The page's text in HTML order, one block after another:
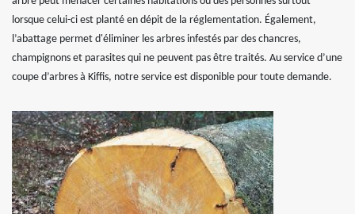
lorsque celui-ci est planté en dépit de la réglementation. Également,
l’abattage permet d'éliminer les arbres infestés par des chancres,
champignons et parasites qui ne peuvent pas être traités. Au service d’une
coupe d’arbres à Kiffis, notre service est disponible pour toute demande.